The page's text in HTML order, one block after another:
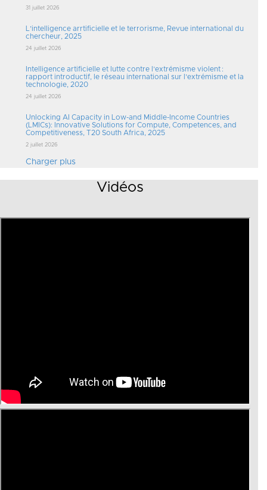
31 juillet 2026
L’intelligence arrtificielle et le terrorisme, Revue international du
chercheur, 2025
24 juillet 2026
Intelligence artificielle et lutte contre l’extrémisme violent :
rapport introductif, le réseau international sur l’extrémisme et la
technologie, 2020
24 juillet 2026
Unlocking AI Capacity in Low-and Middle-Income Countries
(LMICs): Innovative Solutions for Compute, Competences, and
Competitiveness, T20 South Africa, 2025
2 juillet 2026
Charger plus
Vidéos